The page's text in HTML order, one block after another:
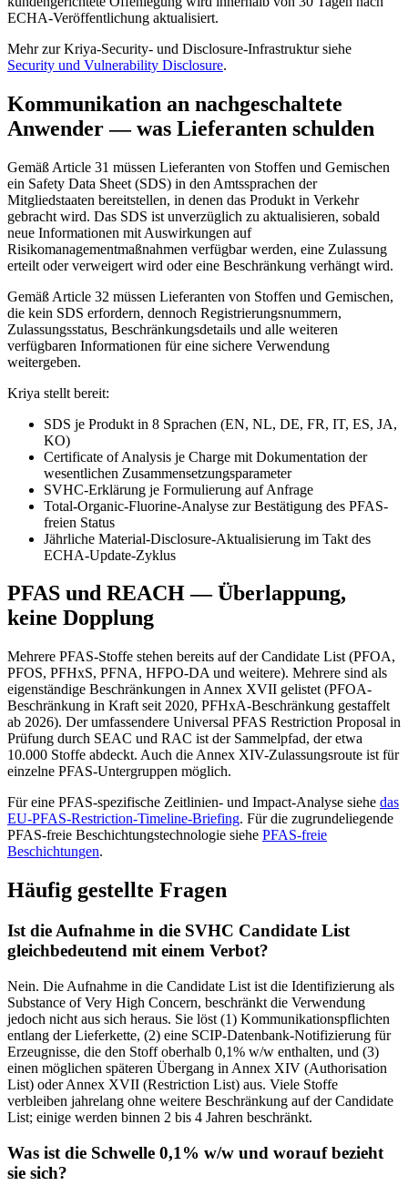
ECHA-Veröffentlichung aktualisiert.
Mehr zur Kriya-Security- und Disclosure-Infrastruktur siehe
Security und Vulnerability Disclosure.
Kommunikation an nachgeschaltete
Anwender — was Lieferanten schulden
Gemäß Article 31 müssen Lieferanten von Stoffen und Gemischen
ein Safety Data Sheet (SDS) in den Amtssprachen der
Mitgliedstaaten bereitstellen, in denen das Produkt in Verkehr
gebracht wird. Das SDS ist unverzüglich zu aktualisieren, sobald
neue Informationen mit Auswirkungen auf
Risikomanagementmaßnahmen verfügbar werden, eine Zulassung
erteilt oder verweigert wird oder eine Beschränkung verhängt wird.
Gemäß Article 32 müssen Lieferanten von Stoffen und Gemischen,
die kein SDS erfordern, dennoch Registrierungsnummern,
Zulassungsstatus, Beschränkungsdetails und alle weiteren
verfügbaren Informationen für eine sichere Verwendung
weitergeben.
Kriya stellt bereit:
SDS je Produkt in 8 Sprachen (EN, NL, DE, FR, IT, ES, JA,
KO)
Certificate of Analysis je Charge mit Dokumentation der
wesentlichen Zusammensetzungsparameter
SVHC-Erklärung je Formulierung auf Anfrage
Total-Organic-Fluorine-Analyse zur Bestätigung des PFAS-
freien Status
Jährliche Material-Disclosure-Aktualisierung im Takt des
ECHA-Update-Zyklus
PFAS und REACH — Überlappung,
keine Dopplung
Mehrere PFAS-Stoffe stehen bereits auf der Candidate List (PFOA,
PFOS, PFHxS, PFNA, HFPO-DA und weitere). Mehrere sind als
eigenständige Beschränkungen in Annex XVII gelistet (PFOA-
Beschränkung in Kraft seit 2020, PFHxA-Beschränkung gestaffelt
ab 2026). Der umfassendere Universal PFAS Restriction Proposal in
Prüfung durch SEAC und RAC ist der Sammelpfad, der etwa
10.000 Stoffe abdeckt. Auch die Annex XIV-Zulassungsroute ist für
einzelne PFAS-Untergruppen möglich.
Für eine PFAS-spezifische Zeitlinien- und Impact-Analyse siehe das
EU-PFAS-Restriction-Timeline-Briefing. Für die zugrundeliegende
PFAS-freie Beschichtungstechnologie siehe PFAS-freie
Beschichtungen.
Häufig gestellte Fragen
Ist die Aufnahme in die SVHC Candidate List
gleichbedeutend mit einem Verbot?
Nein. Die Aufnahme in die Candidate List ist die Identifizierung als
Substance of Very High Concern, beschränkt die Verwendung
jedoch nicht aus sich heraus. Sie löst (1) Kommunikationspflichten
entlang der Lieferkette, (2) eine SCIP-Datenbank-Notifizierung für
Erzeugnisse, die den Stoff oberhalb 0,1% w/w enthalten, und (3)
einen möglichen späteren Übergang in Annex XIV (Authorisation
List) oder Annex XVII (Restriction List) aus. Viele Stoffe
verbleiben jahrelang ohne weitere Beschränkung auf der Candidate
List; einige werden binnen 2 bis 4 Jahren beschränkt.
Was ist die Schwelle 0,1% w/w und worauf bezieht
sie sich?